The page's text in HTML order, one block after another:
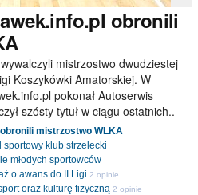
obronili
mistrzostwo dwudziestej
Koszykówki Amatorskiej. W
pokonał Autoserwis
szósty tytuł w ciągu ostatnich..
mistrzostwo WLKA
sportowy klub strzelecki
młodych sportowców
o awans do II Ligi 2 opinie
oraz kulturę fizyczną 2 opinie